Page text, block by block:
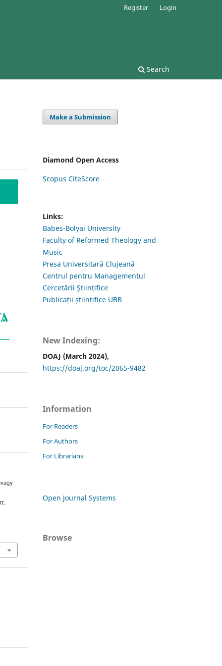
Search
Register Login
Make a Submission
Diamond Open Access
Scopus CiteScore
Links:
Babes-Bolyai University
Faculty of Reformed Theology and
Music
Presa Universitară Clujeană
Centrul pentru Managementul
Cercetării Științifice
Publicații științifice UBB
New Indexing:
DOAJ (March 2024),
https://doaj.org/toc/2065-9482
Information
For Readers
For Authors
For Librarians
Open Journal Systems
Browse